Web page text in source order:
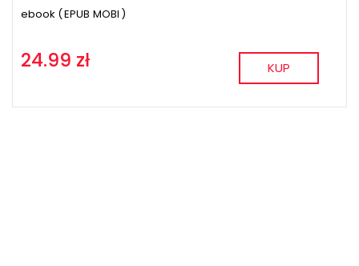
ebook (EPUB MOBI )
24.99 zł KUP